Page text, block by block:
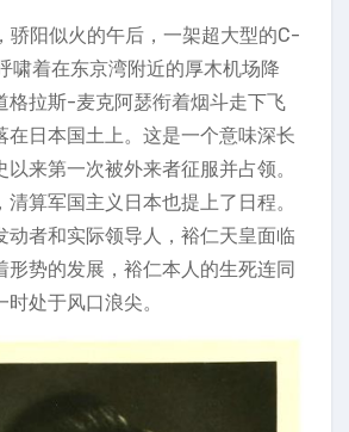
骄阳似火的午后，一架超大型的C-
啸着在东京湾附近的厚木机场降
格拉斯-麦克阿瑟衔着烟斗走下飞
在日本国土上。这是一个意味深长
来第一次被外来者征服并占领。
算军国主义日本也提上了日程。
动者和实际领导人，裕仁天皇面临
形势的发展，裕仁本人的生死连同
处于风口浪尖。